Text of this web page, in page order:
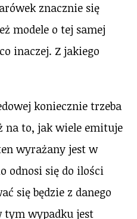
znacznie się
modele o tej samej
inaczej. Z jakiego
koniecznie trzeba
na to, jak wiele emituje
wyrażany jest w
odnosi się do ilości
się będzie z danego
tym wypadku jest